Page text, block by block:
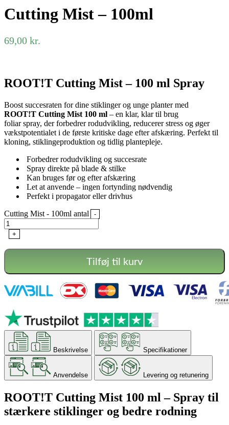
Cutting Mist – 100ml
69,00 kr.
ROOT!T Cutting Mist – 100 ml Spray
Boost succesraten for dine stiklinger og unge planter med
ROOT!T Cutting Mist 100 ml – en klar, klar til brug
foliar spray, der forbedrer rodudvikling, reducerer stress og øger
vækstpotentialet i de første kritiske dage efter afskæring. Perfekt til
kloning, stiklingeproduktion og tidlig plantepleje.
Forbedrer rodudvikling og succesrate
Spray direkte på blade & stilke
Kan bruges før og efter afskæring
Let at anvende – ingen fortynding nødvendig
Perfekt i propagator eller drivhus
Cutting Mist - 100ml antal
-
+
Tilføj til kurv
Beskrivelse Specifikationer
Anvendelse Levering og retunering
ROOT!T Cutting Mist 100 ml – Spray til
stærkere stiklinger og bedre rodning